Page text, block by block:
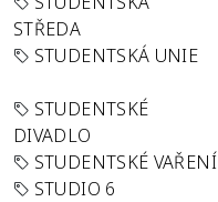
STŘEDA
STUDENTSKÁ UNIE
STUDENTSKÉ
DIVADLO
STUDENTSKÉ VAŘENÍ
STUDIO 6